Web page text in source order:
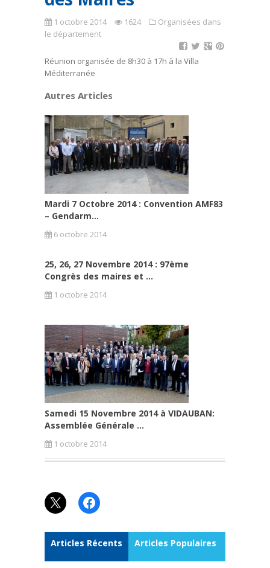
1 octobre 2014 1624
Organisées dans
le département
Réunion organisée de 8h30 à 17h à la Villa
Méditerranée
Autres Articles
Mardi 7 Octobre 2014 : Convention AMF83
– Gendarm...
6 octobre 2014
25, 26, 27 Novembre 2014 : 97ème
Congrès des maires et ...
1 octobre 2014
Samedi 15 Novembre 2014 à VIDAUBAN:
Assemblée Générale ...
1 octobre 2014
X Facebook
Articles Récents Articles Populaires